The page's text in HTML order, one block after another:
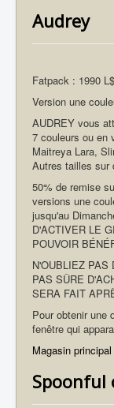
Audrey
Fatpack : 1990
Version une
AUDREY vous
7 couleurs ou en
Maitreya Lara,
Autres tailles sur
50% de remise
versions une
jusqu'au
D'ACTIVER LE
POUVOIR
N'OUBLIEZ PAS
PAS SÛRE
SERA FAIT
Pour obtenir une
fenêtre qui
Magasin
Spoonful